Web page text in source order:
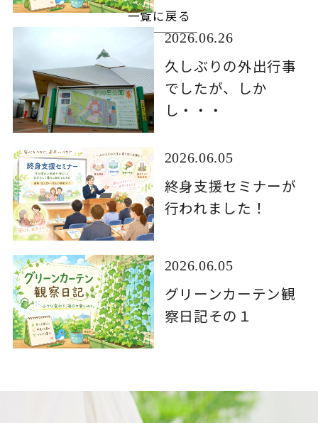
一覧に戻る
2026.06.26
久しぶりの外出行事
でしたが、しか
し・・・
2026.06.05
終身支援セミナーが
行われました！
2026.06.05
グリーンカーテン観
察日記その１